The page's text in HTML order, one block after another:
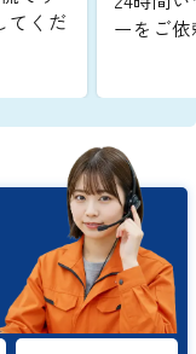
てくだ
ーをご依